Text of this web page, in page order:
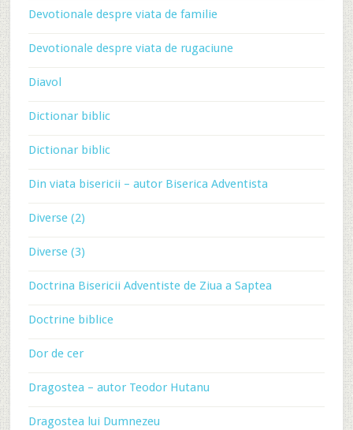
Devotionale despre viata de familie
Devotionale despre viata de rugaciune
Diavol
Dictionar biblic
Dictionar biblic
Din viata bisericii – autor Biserica Adventista
Diverse (2)
Diverse (3)
Doctrina Bisericii Adventiste de Ziua a Saptea
Doctrine biblice
Dor de cer
Dragostea – autor Teodor Hutanu
Dragostea lui Dumnezeu